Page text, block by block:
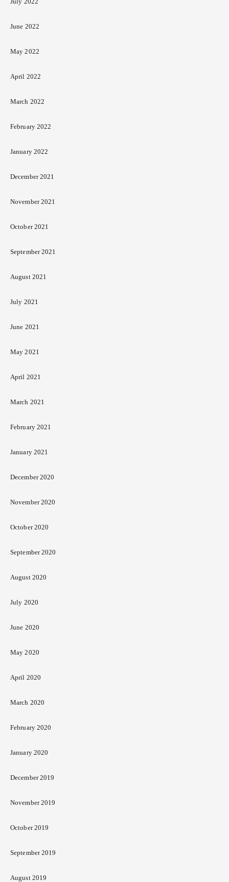
June 2022
May 2022
April 2022
March 2022
February 2022
January 2022
December 2021
November 2021
October 2021
September 2021
August 2021
July 2021
June 2021
May 2021
April 2021
March 2021
February 2021
January 2021
December 2020
November 2020
October 2020
September 2020
August 2020
July 2020
June 2020
May 2020
April 2020
March 2020
February 2020
January 2020
December 2019
November 2019
October 2019
September 2019
August 2019